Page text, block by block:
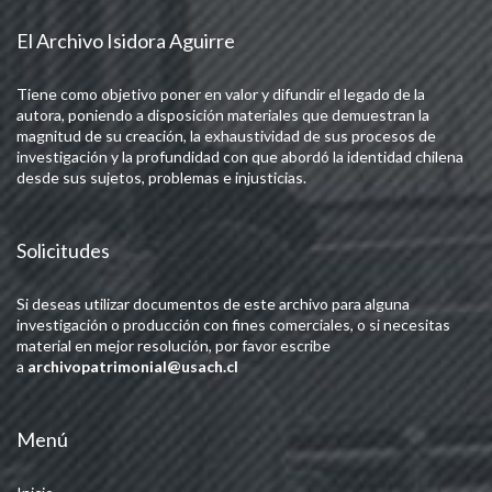
El Archivo Isidora Aguirre
Tiene como objetivo poner en valor y difundir el legado de la
autora, poniendo a disposición materiales que demuestran la
magnitud de su creación, la exhaustividad de sus procesos de
investigación y la profundidad con que abordó la identidad chilena
desde sus sujetos, problemas e injusticias.
Solicitudes
Si deseas utilizar documentos de este archivo para alguna
investigación o producción con fines comerciales, o si necesitas
material en mejor resolución, por favor escribe
a archivopatrimonial@usach.cl
Menú